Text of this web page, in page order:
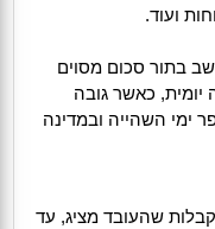
ועוד.
בתור סכום מסוים
כאשר גובה
ימי השהייה ובמדינה
שהעובד מציג, עד